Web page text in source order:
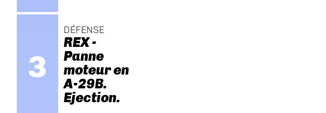
DÉFENSE
REX -
Panne
moteur en
A-29B.
Ejection.